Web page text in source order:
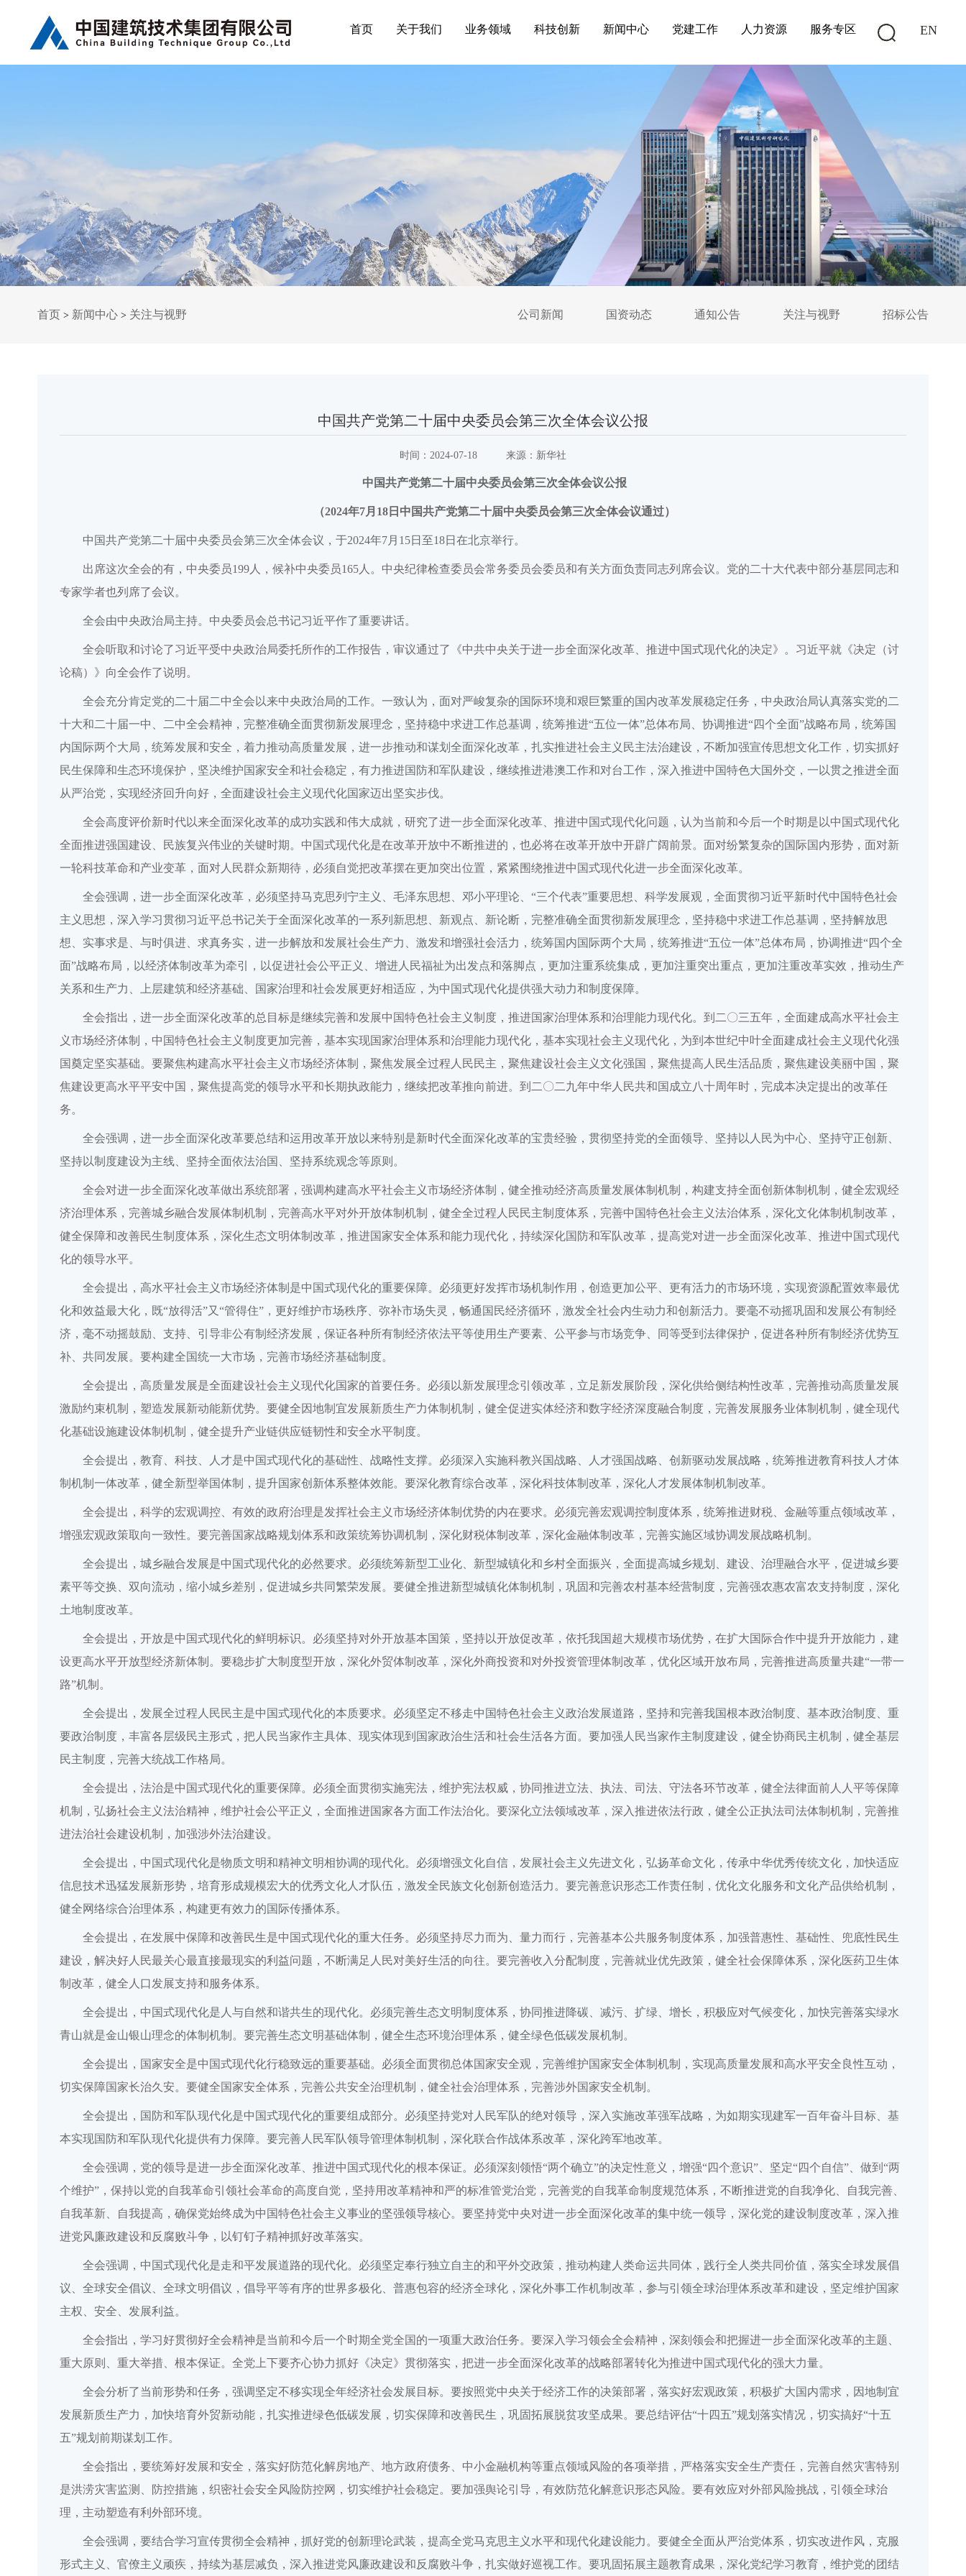
首页 关于我们 业务领域 科技创新 新闻中心 党建工作 人力资源 服务专区 EN
首页 > 新闻中心 > 关注与视野 公司新闻 国资动态 通知公告 关注与视野 招标公告
中国共产党第二十届中央委员会第三次全体会议公报
时间： 2024-07-18 来源： 新华社
中国共产党第二十届中央委员会第三次全体会议公报
（2024年7月18日中国共产党第二十届中央委员会第三次全体会议通过）
中国共产党第二十届中央委员会第三次全体会议，于2024年7月15日至18日在北京举行。
出席这次全会的有，中央委员199人，候补中央委员165人。中央纪律检查委员会常务委员会委员和有关方面负责同志列席会议。党的二十大代表中部分基层同志和
专家学者也列席了会议。
全会由中央政治局主持。中央委员会总书记习近平作了重要讲话。
全会听取和讨论了习近平受中央政治局委托所作的工作报告，审议通过了《中共中央关于进一步全面深化改革、推进中国式现代化的决定》。习近平就《决定（讨
论稿）》向全会作了说明。
全会充分肯定党的二十届二中全会以来中央政治局的工作。一致认为，面对严峻复杂的国际环境和艰巨繁重的国内改革发展稳定任务，中央政治局认真落实党的二
十大和二十届一中、二中全会精神，完整准确全面贯彻新发展理念，坚持稳中求进工作总基调，统筹推进“五位一体”总体布局、协调推进“四个全面”战略布局，统筹国
内国际两个大局，统筹发展和安全，着力推动高质量发展，进一步推动和谋划全面深化改革，扎实推进社会主义民主法治建设，不断加强宣传思想文化工作，切实抓好
民生保障和生态环境保护，坚决维护国家安全和社会稳定，有力推进国防和军队建设，继续推进港澳工作和对台工作，深入推进中国特色大国外交，一以贯之推进全面
从严治党，实现经济回升向好，全面建设社会主义现代化国家迈出坚实步伐。
全会高度评价新时代以来全面深化改革的成功实践和伟大成就，研究了进一步全面深化改革、推进中国式现代化问题，认为当前和今后一个时期是以中国式现代化
全面推进强国建设、民族复兴伟业的关键时期。中国式现代化是在改革开放中不断推进的，也必将在改革开放中开辟广阔前景。面对纷繁复杂的国际国内形势，面对新
一轮科技革命和产业变革，面对人民群众新期待，必须自觉把改革摆在更加突出位置，紧紧围绕推进中国式现代化进一步全面深化改革。
全会强调，进一步全面深化改革，必须坚持马克思列宁主义、毛泽东思想、邓小平理论、“三个代表”重要思想、科学发展观，全面贯彻习近平新时代中国特色社会
主义思想，深入学习贯彻习近平总书记关于全面深化改革的一系列新思想、新观点、新论断，完整准确全面贯彻新发展理念，坚持稳中求进工作总基调，坚持解放思
想、实事求是、与时俱进、求真务实，进一步解放和发展社会生产力、激发和增强社会活力，统筹国内国际两个大局，统筹推进“五位一体”总体布局，协调推进“四个全
面”战略布局，以经济体制改革为牵引，以促进社会公平正义、增进人民福祉为出发点和落脚点，更加注重系统集成，更加注重突出重点，更加注重改革实效，推动生产
关系和生产力、上层建筑和经济基础、国家治理和社会发展更好相适应，为中国式现代化提供强大动力和制度保障。
全会指出，进一步全面深化改革的总目标是继续完善和发展中国特色社会主义制度，推进国家治理体系和治理能力现代化。到二〇三五年，全面建成高水平社会主
义市场经济体制，中国特色社会主义制度更加完善，基本实现国家治理体系和治理能力现代化，基本实现社会主义现代化，为到本世纪中叶全面建成社会主义现代化强
国奠定坚实基础。要聚焦构建高水平社会主义市场经济体制，聚焦发展全过程人民民主，聚焦建设社会主义文化强国，聚焦提高人民生活品质，聚焦建设美丽中国，聚
焦建设更高水平平安中国，聚焦提高党的领导水平和长期执政能力，继续把改革推向前进。到二〇二九年中华人民共和国成立八十周年时，完成本决定提出的改革任
务。
全会强调，进一步全面深化改革要总结和运用改革开放以来特别是新时代全面深化改革的宝贵经验，贯彻坚持党的全面领导、坚持以人民为中心、坚持守正创新、
坚持以制度建设为主线、坚持全面依法治国、坚持系统观念等原则。
全会对进一步全面深化改革做出系统部署，强调构建高水平社会主义市场经济体制，健全推动经济高质量发展体制机制，构建支持全面创新体制机制，健全宏观经
济治理体系，完善城乡融合发展体制机制，完善高水平对外开放体制机制，健全全过程人民民主制度体系，完善中国特色社会主义法治体系，深化文化体制机制改革，
健全保障和改善民生制度体系，深化生态文明体制改革，推进国家安全体系和能力现代化，持续深化国防和军队改革，提高党对进一步全面深化改革、推进中国式现代
化的领导水平。
全会提出，高水平社会主义市场经济体制是中国式现代化的重要保障。必须更好发挥市场机制作用，创造更加公平、更有活力的市场环境，实现资源配置效率最优
化和效益最大化，既“放得活”又“管得住”，更好维护市场秩序、弥补市场失灵，畅通国民经济循环，激发全社会内生动力和创新活力。要毫不动摇巩固和发展公有制经
济，毫不动摇鼓励、支持、引导非公有制经济发展，保证各种所有制经济依法平等使用生产要素、公平参与市场竞争、同等受到法律保护，促进各种所有制经济优势互
补、共同发展。要构建全国统一大市场，完善市场经济基础制度。
全会提出，高质量发展是全面建设社会主义现代化国家的首要任务。必须以新发展理念引领改革，立足新发展阶段，深化供给侧结构性改革，完善推动高质量发展
激励约束机制，塑造发展新动能新优势。要健全因地制宜发展新质生产力体制机制，健全促进实体经济和数字经济深度融合制度，完善发展服务业体制机制，健全现代
化基础设施建设体制机制，健全提升产业链供应链韧性和安全水平制度。
全会提出，教育、科技、人才是中国式现代化的基础性、战略性支撑。必须深入实施科教兴国战略、人才强国战略、创新驱动发展战略，统筹推进教育科技人才体
制机制一体改革，健全新型举国体制，提升国家创新体系整体效能。要深化教育综合改革，深化科技体制改革，深化人才发展体制机制改革。
全会提出，科学的宏观调控、有效的政府治理是发挥社会主义市场经济体制优势的内在要求。必须完善宏观调控制度体系，统筹推进财税、金融等重点领域改革，
增强宏观政策取向一致性。要完善国家战略规划体系和政策统筹协调机制，深化财税体制改革，深化金融体制改革，完善实施区域协调发展战略机制。
全会提出，城乡融合发展是中国式现代化的必然要求。必须统筹新型工业化、新型城镇化和乡村全面振兴，全面提高城乡规划、建设、治理融合水平，促进城乡要
素平等交换、双向流动，缩小城乡差别，促进城乡共同繁荣发展。要健全推进新型城镇化体制机制，巩固和完善农村基本经营制度，完善强农惠农富农支持制度，深化
土地制度改革。
全会提出，开放是中国式现代化的鲜明标识。必须坚持对外开放基本国策，坚持以开放促改革，依托我国超大规模市场优势，在扩大国际合作中提升开放能力，建
设更高水平开放型经济新体制。要稳步扩大制度型开放，深化外贸体制改革，深化外商投资和对外投资管理体制改革，优化区域开放布局，完善推进高质量共建“一带一
路”机制。
全会提出，发展全过程人民民主是中国式现代化的本质要求。必须坚定不移走中国特色社会主义政治发展道路，坚持和完善我国根本政治制度、基本政治制度、重
要政治制度，丰富各层级民主形式，把人民当家作主具体、现实体现到国家政治生活和社会生活各方面。要加强人民当家作主制度建设，健全协商民主机制，健全基层
民主制度，完善大统战工作格局。
全会提出，法治是中国式现代化的重要保障。必须全面贯彻实施宪法，维护宪法权威，协同推进立法、执法、司法、守法各环节改革，健全法律面前人人平等保障
机制，弘扬社会主义法治精神，维护社会公平正义，全面推进国家各方面工作法治化。要深化立法领域改革，深入推进依法行政，健全公正执法司法体制机制，完善推
进法治社会建设机制，加强涉外法治建设。
全会提出，中国式现代化是物质文明和精神文明相协调的现代化。必须增强文化自信，发展社会主义先进文化，弘扬革命文化，传承中华优秀传统文化，加快适应
信息技术迅猛发展新形势，培育形成规模宏大的优秀文化人才队伍，激发全民族文化创新创造活力。要完善意识形态工作责任制，优化文化服务和文化产品供给机制，
健全网络综合治理体系，构建更有效力的国际传播体系。
全会提出，在发展中保障和改善民生是中国式现代化的重大任务。必须坚持尽力而为、量力而行，完善基本公共服务制度体系，加强普惠性、基础性、兜底性民生
建设，解决好人民最关心最直接最现实的利益问题，不断满足人民对美好生活的向往。要完善收入分配制度，完善就业优先政策，健全社会保障体系，深化医药卫生体
制改革，健全人口发展支持和服务体系。
全会提出，中国式现代化是人与自然和谐共生的现代化。必须完善生态文明制度体系，协同推进降碳、减污、扩绿、增长，积极应对气候变化，加快完善落实绿水
青山就是金山银山理念的体制机制。要完善生态文明基础体制，健全生态环境治理体系，健全绿色低碳发展机制。
全会提出，国家安全是中国式现代化行稳致远的重要基础。必须全面贯彻总体国家安全观，完善维护国家安全体制机制，实现高质量发展和高水平安全良性互动，
切实保障国家长治久安。要健全国家安全体系，完善公共安全治理机制，健全社会治理体系，完善涉外国家安全机制。
全会提出，国防和军队现代化是中国式现代化的重要组成部分。必须坚持党对人民军队的绝对领导，深入实施改革强军战略，为如期实现建军一百年奋斗目标、基
本实现国防和军队现代化提供有力保障。要完善人民军队领导管理体制机制，深化联合作战体系改革，深化跨军地改革。
全会强调，党的领导是进一步全面深化改革、推进中国式现代化的根本保证。必须深刻领悟“两个确立”的决定性意义，增强“四个意识”、坚定“四个自信”、做到“两
个维护”，保持以党的自我革命引领社会革命的高度自觉，坚持用改革精神和严的标准管党治党，完善党的自我革命制度规范体系，不断推进党的自我净化、自我完善、
自我革新、自我提高，确保党始终成为中国特色社会主义事业的坚强领导核心。要坚持党中央对进一步全面深化改革的集中统一领导，深化党的建设制度改革，深入推
进党风廉政建设和反腐败斗争，以钉钉子精神抓好改革落实。
全会强调，中国式现代化是走和平发展道路的现代化。必须坚定奉行独立自主的和平外交政策，推动构建人类命运共同体，践行全人类共同价值，落实全球发展倡
议、全球安全倡议、全球文明倡议，倡导平等有序的世界多极化、普惠包容的经济全球化，深化外事工作机制改革，参与引领全球治理体系改革和建设，坚定维护国家
主权、安全、发展利益。
全会指出，学习好贯彻好全会精神是当前和今后一个时期全党全国的一项重大政治任务。要深入学习领会全会精神，深刻领会和把握进一步全面深化改革的主题、
重大原则、重大举措、根本保证。全党上下要齐心协力抓好《决定》贯彻落实，把进一步全面深化改革的战略部署转化为推进中国式现代化的强大力量。
全会分析了当前形势和任务，强调坚定不移实现全年经济社会发展目标。要按照党中央关于经济工作的决策部署，落实好宏观政策，积极扩大国内需求，因地制宜
发展新质生产力，加快培育外贸新动能，扎实推进绿色低碳发展，切实保障和改善民生，巩固拓展脱贫攻坚成果。要总结评估“十四五”规划落实情况，切实搞好“十五
五”规划前期谋划工作。
全会指出，要统筹好发展和安全，落实好防范化解房地产、地方政府债务、中小金融机构等重点领域风险的各项举措，严格落实安全生产责任，完善自然灾害特别
是洪涝灾害监测、防控措施，织密社会安全风险防控网，切实维护社会稳定。要加强舆论引导，有效防范化解意识形态风险。要有效应对外部风险挑战，引领全球治
理，主动塑造有利外部环境。
全会强调，要结合学习宣传贯彻全会精神，抓好党的创新理论武装，提高全党马克思主义水平和现代化建设能力。要健全全面从严治党体系，切实改进作风，克服
形式主义、官僚主义顽疾，持续为基层减负，深入推进党风廉政建设和反腐败斗争，扎实做好巡视工作。要巩固拓展主题教育成果，深化党纪学习教育，维护党的团结